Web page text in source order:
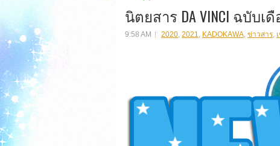
นิตยสาร DA VINCI ฉบับเ
9:58 AM 2020, 2021, KADOKAWA, ข่าวสาร,